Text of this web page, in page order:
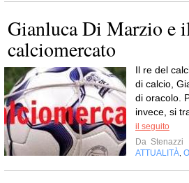
Gianluca Di Marzio e
calciomercato
Il re del
di calcio,
di oracolo.
invece, si
il seguito
Da Stenazzi
ATTUALITÀ